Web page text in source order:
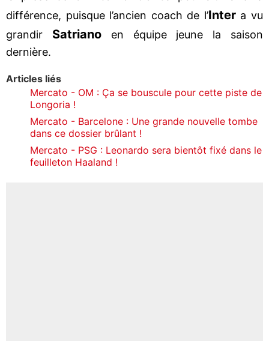
différence, puisque l’ancien coach de l’Intera vu
grandir Satrianoen équipe jeune la saison
dernière.
Articles liés
Mercato - OM : Ça se bouscule pour cette piste de
Longoria !
Mercato - Barcelone : Une grande nouvelle tombe
dans ce dossier brûlant !
Mercato - PSG : Leonardo sera bientôt fixé dans le
feuilleton Haaland !